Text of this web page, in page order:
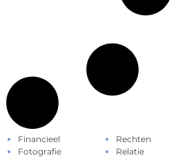
Financieel
Fotografie
Rechten
Relatie